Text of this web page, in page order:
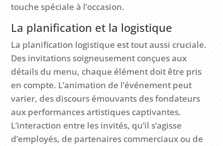
touche spéciale à l’occasion.
La planification et la logistique
La planification logistique est tout aussi cruciale.
Des invitations soigneusement conçues aux
détails du menu, chaque élément doit être pris
en compte. L’animation de l’événement peut
varier, des discours émouvants des fondateurs
aux performances artistiques captivantes.
L’interaction entre les invités, qu’il s’agisse
d’employés, de partenaires commerciaux ou de